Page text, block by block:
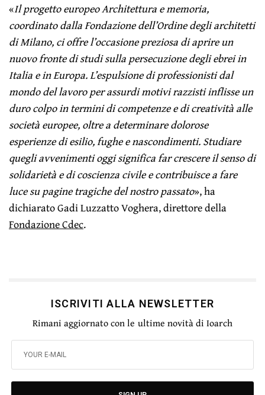
«Il progetto europeo Architettura e memoria,
coordinato dalla Fondazione dell’Ordine degli architetti
di Milano, ci offre l’occasione preziosa di aprire un
nuovo fronte di studi sulla persecuzione degli ebrei in
Italia e in Europa. L’espulsione di professionisti dal
mondo del lavoro per assurdi motivi razzisti inflisse un
duro colpo in termini di competenze e di creatività alle
società europee, oltre a determinare dolorose
esperienze di esilio, fughe e nascondimenti. Studiare
quegli avvenimenti oggi significa far crescere il senso di
solidarietà e di coscienza civile e contribuisce a fare
luce su pagine tragiche del nostro passato», ha
dichiarato Gadi Luzzatto Voghera, direttore della
Fondazione Cdec.
ISCRIVITI ALLA NEWSLETTER
Rimani aggiornato con le ultime novità di Ioarch